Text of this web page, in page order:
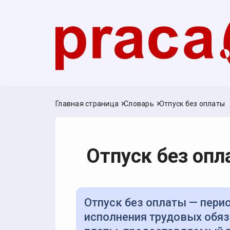
Главная страница Словарь Отпуск без оплаты
Отпуск без
Отпуск без оплаты — период освобождения работника от
исполнения трудовых